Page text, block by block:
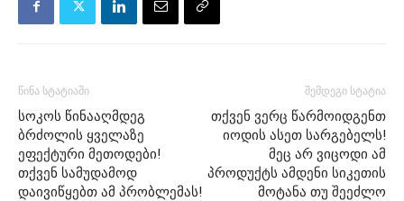
წინა სტატიაში
სოკოს წინააღმდეგ
ბრძოლის ყველაზე
ეფექტური მეთოდები!
თქვენ სამუდამოდ
დაივიწყებთ ამ პრობლემას!
შემდეგი სტატია
თქვენ ვერც წარმოიდგენთ
იოდის ასეთ სარგებელს!
მეც არ ვიცოდი ამ
პროდუქტს ამდენი სიკეთის
მოტანა თუ შეეძლო